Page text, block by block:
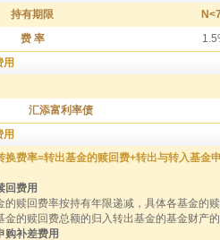
持有期限
费 率
用
汇添富利率债
用
换费率=转出基金的赎回费+转出与转入基金
回费用
的赎回费率按持有年限递减，具体各基金的
金的赎回费总额的归入转出基金的基金财产
购补差费用